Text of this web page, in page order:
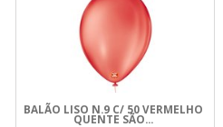
BALÃO LISO N.9 C/ 50 VERMELHO
QUENTE SÃO...